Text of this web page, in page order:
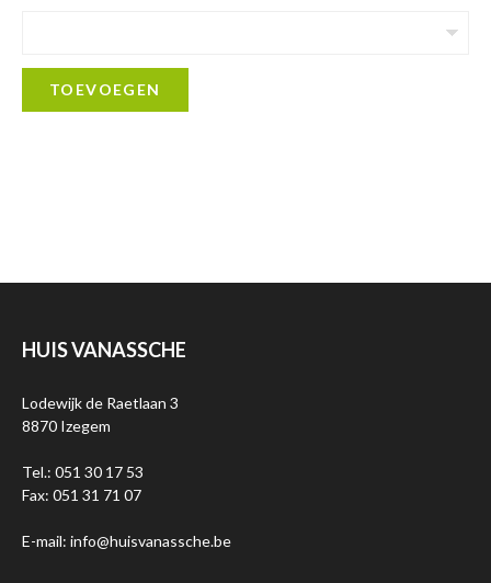
TOEVOEGEN
HUIS VANASSCHE
Lodewijk de Raetlaan 3
8870 Izegem
Tel.: 051 30 17 53
Fax: 051 31 71 07
E-mail: info@huisvanassche.be